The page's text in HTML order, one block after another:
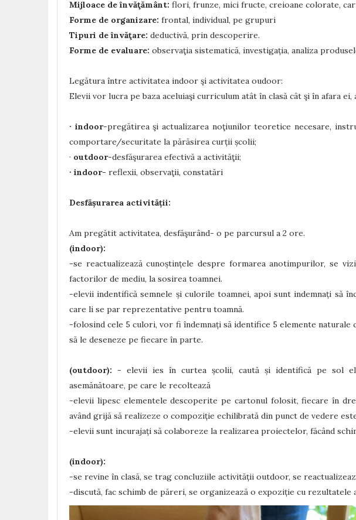
Mijloace de învăţământ: flori, frunze, mici fructe, creioane colorate,
Forme de organizare: frontal, individual, pe grupuri
Tipuri de învăţare: deductivă, prin descoperire.
Forme de evaluare: observaţia sistematică, investigația, analiza
Legătura între activitatea indoor şi activitatea oudoor:
Elevii vor lucra pe baza aceluiaşi curriculum atât în clasă cât şi în afara ei,
· indoor-pregătirea şi actualizarea noţiunilor teoretice necesare,
comportare/securitate la părăsirea curții școlii;
· outdoor-desfăşurarea efectivă a activităţii;
· indoor- reflexii, observaţii, constatări
Desfășurarea activității:
Am pregătit activitatea, desfăşurând- o pe parcursul a 2 ore.
(indoor):
-se reactualizează cunoștințele despre formarea anotimpurilor, se
factorilor de mediu, la sosirea toamnei.
-elevii indentifică semnele și culorile toamnei, apoi sunt indemnați să
care li se par reprezentative pentru toamnă.
-folosind cele 5 culori, vor fi îndemnați să identifice 5 elemente
să le deseneze pe fiecare în parte.
(outdoor): - elevii ies în curtea școlii, caută și identifică pe sol
asemănătoare, pe care le recoltează
-elevii lipesc elementele descoperite pe cartonul folosit, fiecare în
având grijă să realizeze o compoziție echilibrată din punct de vedere
-elevii sunt incurajați să colaboreze la realizarea proiectelor, făcând
(indoor):
-se revine în clasă, se trag concluziile activității outdoor, se
-discută, fac schimb de păreri, se organizează o expoziție cu